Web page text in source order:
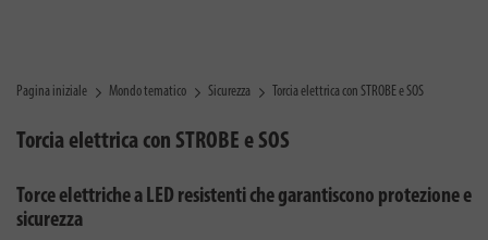
Pagina iniziale Mondo tematico Sicurezza Torcia elettrica con STROBE e SOS
Torcia elettrica con STROBE e SOS
Torce elettriche a LED resistenti che garantiscono protezione e
sicurezza